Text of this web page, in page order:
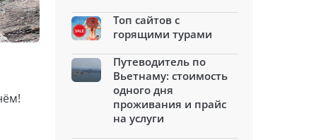
Топ сайтов с
горящими турами
Путеводитель по
Вьетнаму: стоимость
одного дня
проживания и прайс
на услуги